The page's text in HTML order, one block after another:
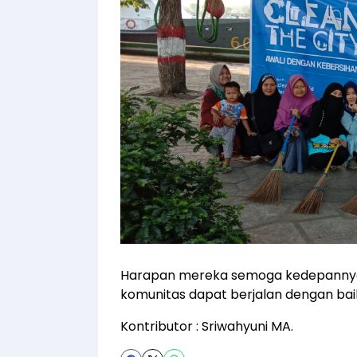
Harapan mereka semoga
komunitas dapat berjalan dengan
Kontributor : Sriwahyuni MA.